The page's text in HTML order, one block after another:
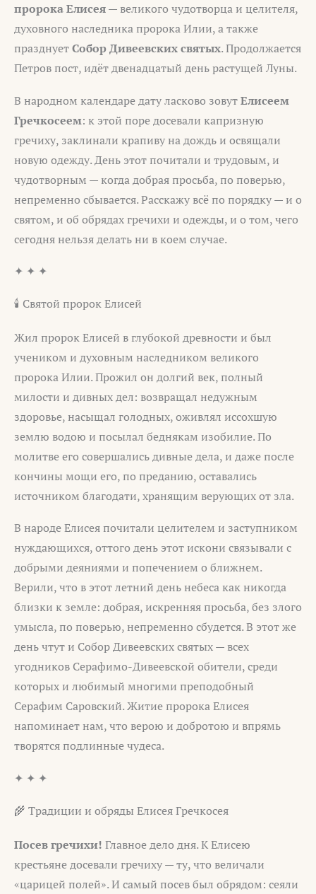
пророка Елисея— великого чудотворца и целителя,
духовного наследника пророка Илии, а также
празднуетСобор Дивеевских святых. Продолжается
Петров пост, идёт двенадцатый день растущей Луны.
В народном календаре дату ласково зовутЕлисеем
Гречкосеем: к этой поре досевали капризную
гречиху, заклинали крапиву на дождь и освящали
новую одежду. День этот почитали и трудовым, и
чудотворным — когда добрая просьба, по поверью,
непременно сбывается. Расскажу всё по порядку — и о
святом, и об обрядах гречихи и одежды, и о том, чего
сегодня нельзя делать ни в коем случае.
✦ ✦ ✦
🕯 Святой пророк Елисей
Жил пророк Елисей в глубокой древности и был
учеником и духовным наследником великого
пророка Илии. Прожил он долгий век, полный
милости и дивных дел: возвращал недужным
здоровье, насыщал голодных, оживлял иссохшую
землю водою и посылал беднякам изобилие. По
молитве его совершались дивные дела, и даже после
кончины мощи его, по преданию, оставались
источником благодати, хранящим верующих от зла.
В народе Елисея почитали целителем и заступником
нуждающихся, оттого день этот искони связывали с
добрыми деяниями и попечением о ближнем.
Верили, что в этот летний день небеса как никогда
близки к земле: добрая, искренняя просьба, без злого
умысла, по поверью, непременно сбудется. В этот же
день чтут и Собор Дивеевских святых — всех
угодников Серафимо-Дивеевской обители, среди
которых и любимый многими преподобный
Серафим Саровский. Житие пророка Елисея
напоминает нам, что верою и добротою и впрямь
творятся подлинные чудеса.
✦ ✦ ✦
🌾 Традиции и обряды Елисея Гречкосея
Посев гречихи! Главное дело дня. К Елисею
крестьяне досевали гречиху — ту, что величали
«царицей полей». И самый посев был обрядом: сеяли